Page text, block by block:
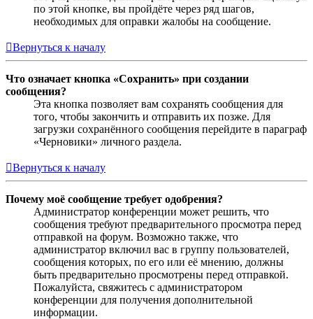
по этой кнопке, вы пройдёте через ряд шагов,
необходимых для оправки жалобы на сообщение.
Вернуться к началу
Что означает кнопка «Сохранить» при создании
сообщения?
Эта кнопка позволяет вам сохранять сообщения для
того, чтобы закончить и отправить их позже. Для
загрузки сохранённого сообщения перейдите в параграф
«Черновики» личного раздела.
Вернуться к началу
Почему моё сообщение требует одобрения?
Администратор конференции может решить, что
сообщения требуют предварительного просмотра перед
отправкой на форум. Возможно также, что
администратор включил вас в группу пользователей,
сообщения которых, по его или её мнению, должны
быть предварительно просмотрены перед отправкой.
Пожалуйста, свяжитесь с администратором
конференции для получения дополнительной
информации.